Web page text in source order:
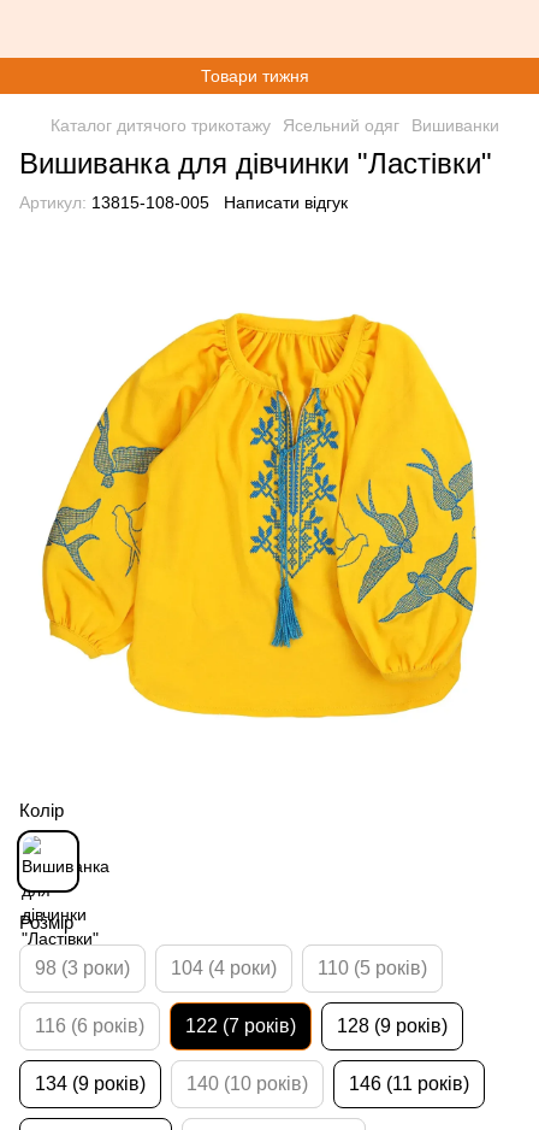
Товари тижня
Каталог дитячого трикотажу Ясельний одяг Вишиванки
Вишиванка для дівчинки "Ластівки"
Артикул: 13815-108-005 Написати відгук
Колір
Розмір
98 (3 роки) 104 (4 роки) 110 (5 років)
116 (6 років) 122 (7 років) 128 (9 років)
134 (9 років) 140 (10 років) 146 (11 років)